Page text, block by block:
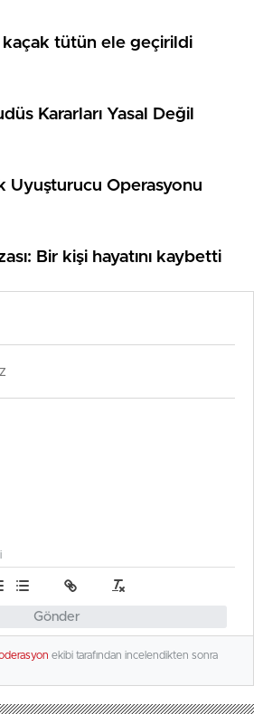
kaçak tütün ele geçirildi
Kararları Yasal Değil
Uyuşturucu Operasyonu
Bir kişi hayatını kaybetti
Gönder
ekibi tarafından incelendikten sonra